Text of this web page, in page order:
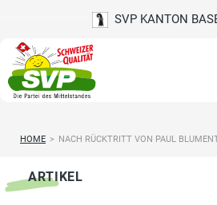
SVP KANTON
HOME > NACH RÜCKTRITT VON PAUL
ARTIKEL